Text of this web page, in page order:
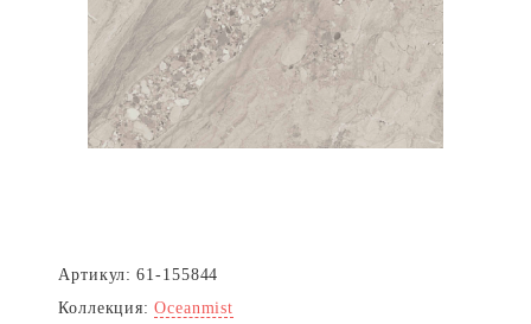
Артикул: 61-155844
Коллекция: Oceanmist